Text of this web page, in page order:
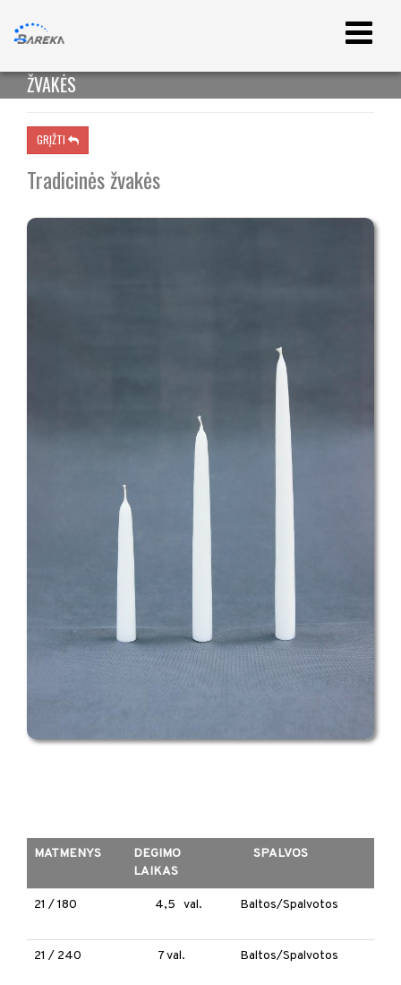
ŽVAKĖS
GRĮŽTI 
Tradicinės žvakės
MATMENYS
DEGIMO
LAIKAS
SPALVOS
21 / 180 4,5 val. Baltos/Spalvotos
21 / 240 7 val. Baltos/Spalvotos